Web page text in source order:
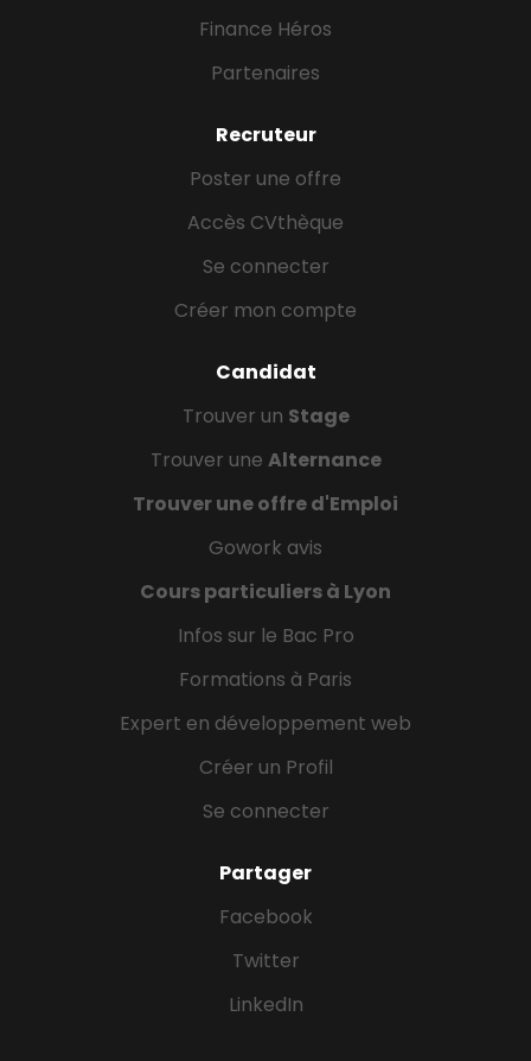
Finance Héros
Partenaires
Recruteur
Poster une offre
Accès CVthèque
Se connecter
Créer mon compte
Candidat
Trouver un Stage
Trouver une Alternance
Trouver une offre d'Emploi
Gowork avis
Cours particuliers à Lyon
Infos sur le Bac Pro
Formations à Paris
Expert en développement web
Créer un Profil
Se connecter
Partager
Facebook
Twitter
LinkedIn